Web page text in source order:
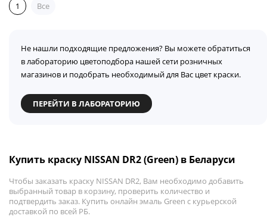
1 Все
Не нашли подходящие предложения? Вы можете обратиться
в лабораторию цветоподбора нашей сети розничных
магазинов и подобрать необходимый для Вас цвет краски.
ПЕРЕЙТИ В ЛАБОРАТОРИЮ
Купить краску NISSAN DR2 (Green) в Беларуси
Чтобы заказать краску NISSAN DR2, Вам необходимо добавить
выбранный товар в корзину, проверить количество и
подтвердить заказ. Купить онлайн эмаль Green с курьерской
доставкой по всей РБ.